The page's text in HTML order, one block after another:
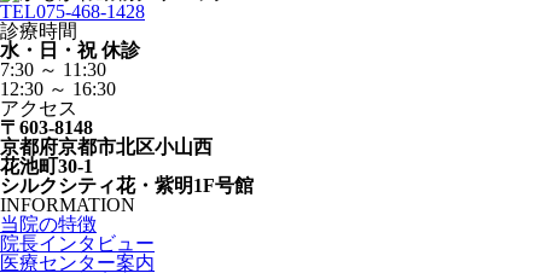
TEL075-468-1428
診療時間
水・日・祝 休診
7:30 ～ 11:30
12:30 ～ 16:30
アクセス
〒603-8148
京都府京都市北区小山西
花池町30-1
シルクシティ花・紫明1F号館
INFORMATION
当院の特徴
院長インタビュー
医療センター案内